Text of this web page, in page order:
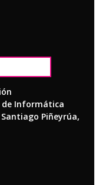
Informática
Piñeyrúa,